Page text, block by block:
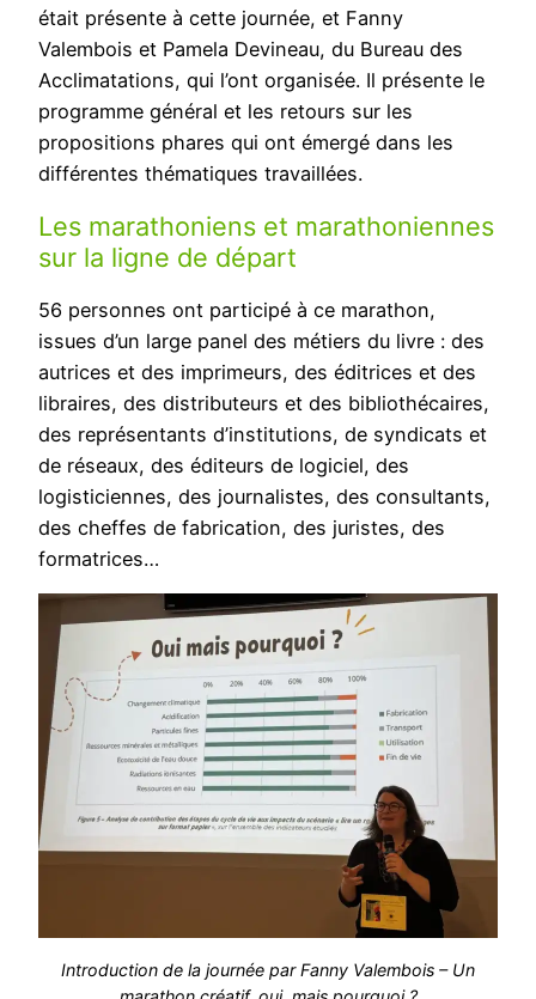
était présente à cette journée, et Fanny
Valembois et Pamela Devineau, du Bureau des
Acclimatations, qui l’ont organisée. Il présente le
programme général et les retours sur les
propositions phares qui ont émergé dans les
différentes thématiques travaillées.
Les marathoniens et marathoniennes
sur la ligne de départ
56 personnes ont participé à ce marathon,
issues d’un large panel des métiers du livre : des
autrices et des imprimeurs, des éditrices et des
libraires, des distributeurs et des bibliothécaires,
des représentants d’institutions, de syndicats et
de réseaux, des éditeurs de logiciel, des
logisticiennes, des journalistes, des consultants,
des cheffes de fabrication, des juristes, des
formatrices…
Introduction de la journée par Fanny Valembois – Un